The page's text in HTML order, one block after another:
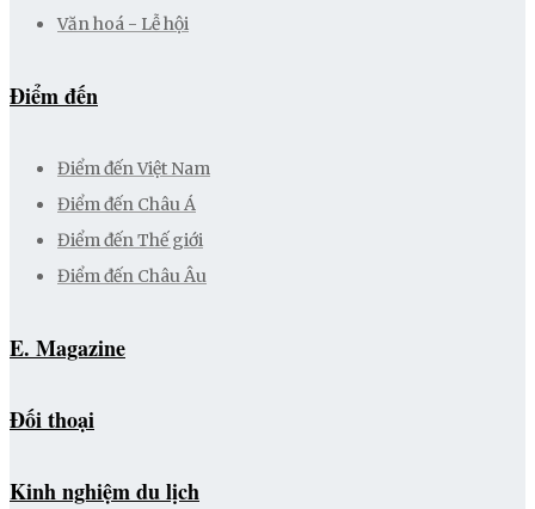
Văn hoá - Lễ hội
Điểm đến
Điểm đến Việt Nam
Điểm đến Châu Á
Điểm đến Thế giới
Điểm đến Châu Âu
E. Magazine
Đối thoại
Kinh nghiệm du lịch